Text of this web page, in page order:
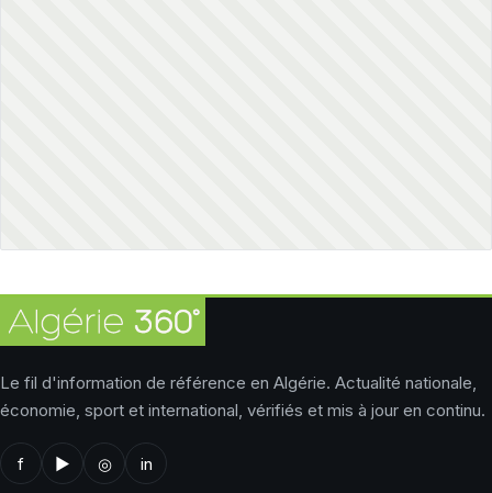
Le fil d'information de référence en Algérie. Actualité nationale,
économie, sport et international, vérifiés et mis à jour en continu.
f ▶ ◎ in